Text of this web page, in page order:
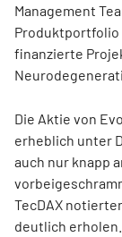
Management
finanzierte
Die Aktie von
erheblich unter
auch nur knapp
TecDAX
deutlich